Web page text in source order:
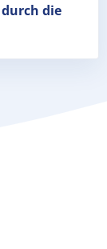
durch die